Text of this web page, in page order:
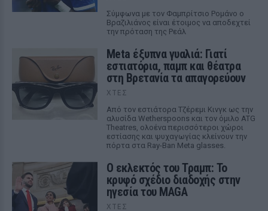
Σύμφωνα με τον Φαμπρίτσιο Ρομάνο ο
Βραζιλιάνος είναι έτοιμος να αποδεχτεί
την πρόταση της Ρεάλ
Meta έξυπνα γυαλιά: Γιατί
εστιατόρια, παμπ και θέατρα
στη Βρετανία τα απαγορεύουν
ΧΤΕΣ
Από τον εστιάτορα Τζέρεμι Κινγκ ως την
αλυσίδα Wetherspoons και τον όμιλο ATG
Theatres, ολοένα περισσότεροι χώροι
εστίασης και ψυχαγωγίας κλείνουν την
πόρτα στα Ray-Ban Meta glasses.
Ο εκλεκτός του Τραμπ: Το
κρυφό σχέδιο διαδοχής στην
ηγεσία του MAGA
ΧΤΕΣ